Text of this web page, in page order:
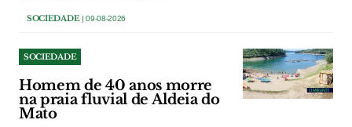
SOCIEDADE| 09-08-2026
SOCIEDADE
Homem de 40 anos morre
na praia fluvial de Aldeia do
Mato